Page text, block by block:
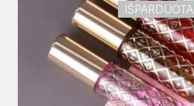
IŠPARDUOTA